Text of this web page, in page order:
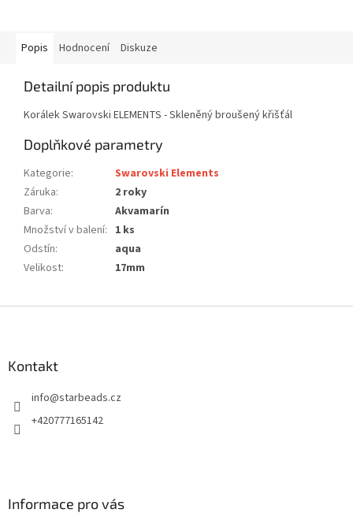
Popis Hodnocení Diskuze
Detailní popis produktu
Korálek Swarovski ELEMENTS - Skleněný broušený křišťál
Doplňkové parametry
Kategorie:
Swarovski Elements
Záruka:
2 roky
Barva:
Akvamarín
Množství v balení: 1 ks
Odstín:
aqua
Velikost: 17mm
Kontakt
info@starbeads.cz
+420777165142
Informace pro vás